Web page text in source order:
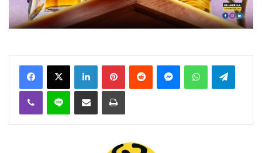
FacebookX Linkedin PinterestReddit MessengerWhatsAppTelegram
Viber Ligne Partager par email Imprimer